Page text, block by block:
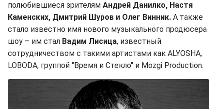
полюбившиеся зрителям Андрей Данилко, Настя
Каменских, Дмитрий Шуров и Олег Винник. А также
стало известно имя нового музыкального продюсера
шоу – им стал Вадим Лисица, известный
сотрудничеством с такими артистами как ALYOSHA,
LOBODA, группой "Время и Стекло" и Mozgi Production.